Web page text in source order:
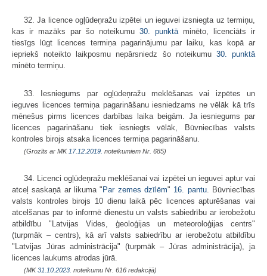
32. Ja licence ogļūdeņražu izpētei un ieguvei izsniegta uz termiņu,
kas ir mazāks par šo noteikumu 30. punktā minēto, licenciāts ir
tiesīgs lūgt licences termiņa pagarinājumu par laiku, kas kopā ar
iepriekš noteikto laikposmu nepārsniedz šo noteikumu 30. punktā
minēto termiņu.
33. Iesniegums par ogļūdeņražu meklēšanas vai izpētes un
ieguves licences termiņa pagarināšanu iesniedzams ne vēlāk kā trīs
mēnešus pirms licences darbības laika beigām. Ja iesniegums par
licences pagarināšanu tiek iesniegts vēlāk, Būvniecības valsts
kontroles birojs atsaka licences termiņa pagarināšanu.
(Grozīts ar MK 17.12.2019. noteikumiem Nr. 685)
34. Licenci ogļūdeņražu meklēšanai vai izpētei un ieguvei aptur vai
atceļ saskaņā ar likuma " Par zemes dzīlēm" 16. pantu. Būvniecības
valsts kontroles birojs 10 dienu laikā pēc licences apturēšanas vai
atcelšanas par to informē dienestu un valsts sabiedrību ar ierobežotu
atbildību "Latvijas Vides, ģeoloģijas un meteoroloģijas centrs"
(turpmāk – centrs), kā arī valsts sabiedrību ar ierobežotu atbildību
"Latvijas Jūras administrācija" (turpmāk – Jūras administrācija), ja
licences laukums atrodas jūrā.
(MK31.10.2023. noteikumu Nr. 616 redakcijā)